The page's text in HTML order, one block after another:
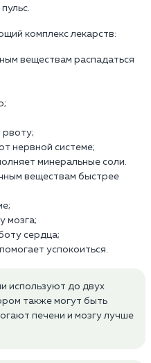
комплекс лекарств:
веществам распадаться
рвоту;
нервной системе;
минеральные соли.
веществам быстрее
мозга;
сердца;
успокоиться.
используют до двух
также могут быть
печени и мозгу лучше